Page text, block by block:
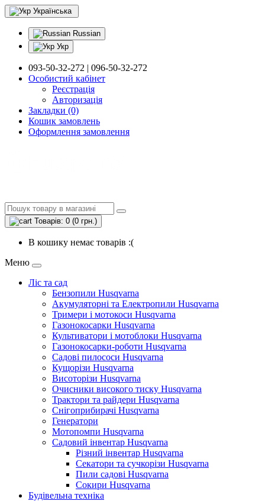
Українська
Russian
Укр
093-50-32-272 | 096-50-32-272
Особистий кабінет
Реєстрація
Авторизація
Закладки (0)
Кошик замовлень
Оформлення замовлення
Товарів: 0 (0 грн.)
В кошику немає товарів :(
Меню
Ліс та сад
Бензопили Husqvarna
Акумуляторні та Електропили Husqvarna
Тримери і мотокоси Husqvarna
Газонокосарки Husqvarna
Культиватори і мотоблоки Husqvarna
Газонокосарки-роботи Husqvarna
Садові пилососи Husqvarna
Кущорізи Husqvarna
Висоторізи Husqvarna
Очисники високого тиску Husqvarna
Трактори та райдери Husqvarna
Снігоприбирачі Husqvarna
Генератори
Мотопомпи Husqvarna
Садовий інвентар Husqvarna
Різний інвентар Husqvarna
Секатори та сучкорізи Husqvarna
Пили садові Husqvarna
Сокири Husqvarna
Будівельна техніка